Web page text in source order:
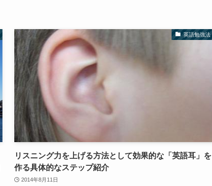
英語勉強法
リスニング力を上げる方法として効果的な「英語耳」を
作る具体的なステップ紹介
2014年8月11日